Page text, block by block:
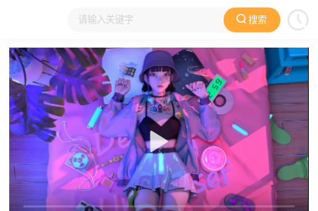
搜索
大家在看 日本动漫 国产动漫 欧美动漫 动漫电影